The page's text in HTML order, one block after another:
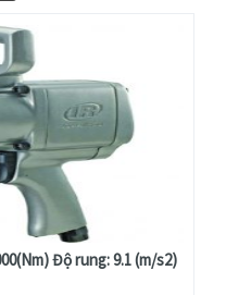
Độ rung: 9.1 (m/s2)